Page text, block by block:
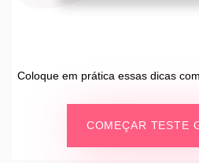
Coloque em prática essas dicas
COMEÇAR TESTE